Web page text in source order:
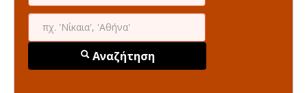
Αναζήτηση